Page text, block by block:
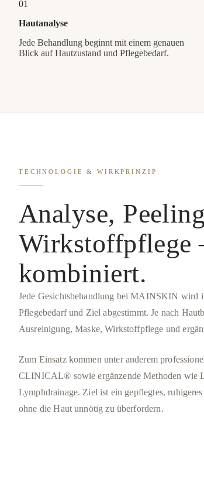
01
Hautanalyse
Jede Behandlung beginnt mit einem genauen
Blick auf Hautzustand und Pflegebedarf.
TECHNOLOGIE & WIRKPRINZIP
Analyse,
Wirkstoffpflege
kombiniert.
Jede Gesichtsbehandlung bei MAINSKIN wird
Pflegebedarf und Ziel abgestimmt. Je nach
Ausreinigung, Maske, Wirkstoffpflege und
Zum Einsatz kommen unter anderem
CLINICAL® sowie ergänzende Methoden wie
Lymphdrainage. Ziel ist ein gepflegtes,
ohne die Haut unnötig zu überfordern.